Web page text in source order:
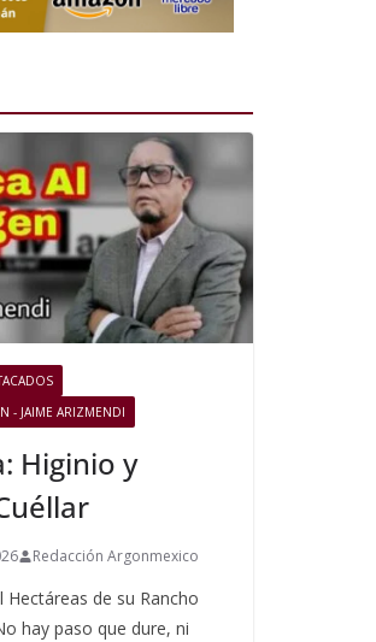
- JAIME ARIZMENDI
Higinio y
Redacción Argonmexico
de su Rancho
hay paso que dure, ni